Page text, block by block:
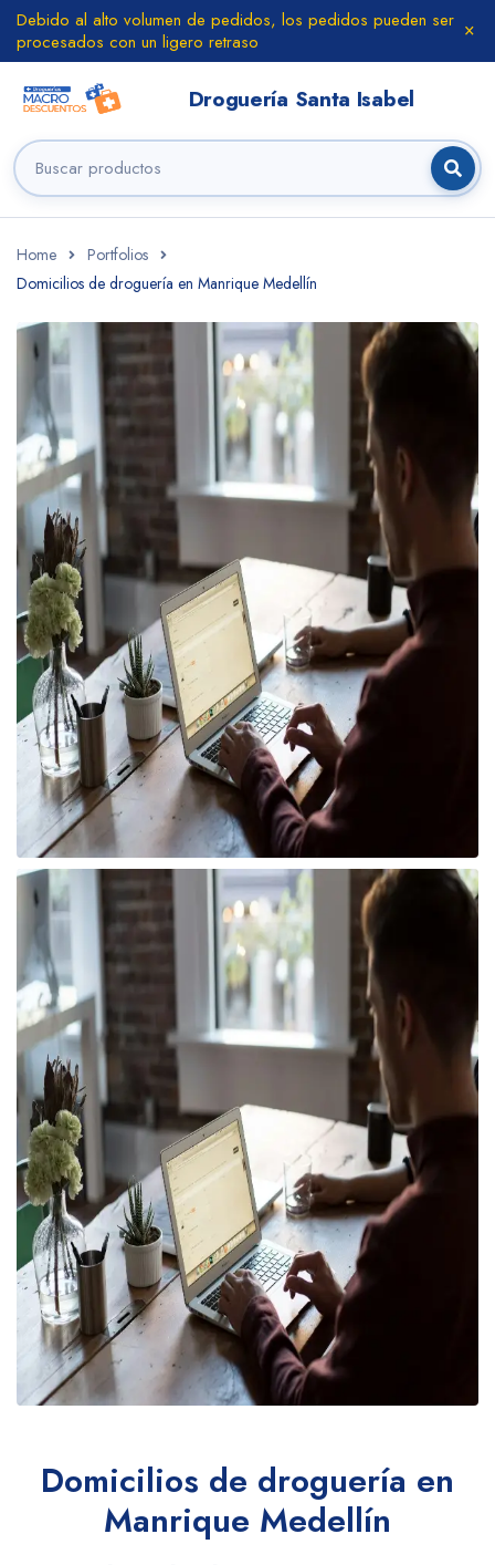
Debido al alto volumen de pedidos, los pedidos pueden ser
procesados con un ligero retraso
Home
Portfolios
Domicilios de droguería en Manrique Medellín
Domicilios de droguería en
Manrique Medellín